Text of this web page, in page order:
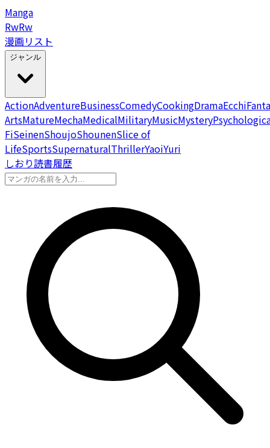
Manga
RwRw
漫画リスト
ジャンル
ActionAdventureBusinessComedyCookingDramaEcchi
ArtsMatureMechaMedicalMilitaryMusicMystery
FiSeinenShoujoShounenSlice of
LifeSportsSupernaturalThrillerYaoiYuri
しおり読書履歴